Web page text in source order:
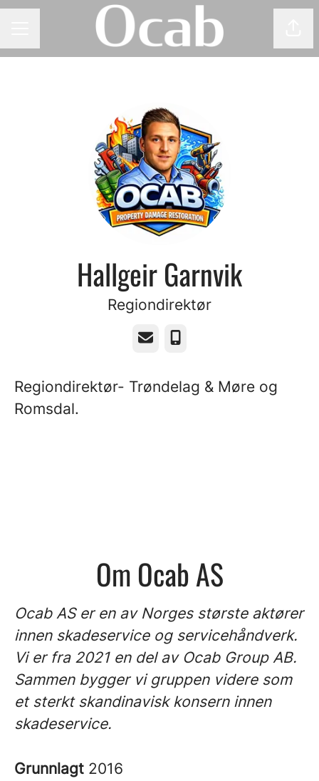
Hallgeir Garnvik
Regiondirektør
E-postTelefonnummer
Regiondirektør- Trøndelag & Møre og
Romsdal.
Om Ocab AS
Ocab AS er en av Norges største aktører
innen skadeservice og servicehåndverk.
Vi er fra 2021 en del av Ocab Group AB.
Sammen bygger vi gruppen videre som
et sterkt skandinavisk konsern innen
skadeservice.
Grunnlagt 2016